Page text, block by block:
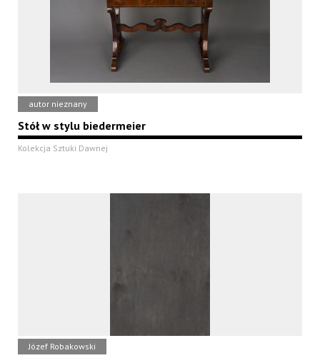
autor nieznany
Stół w stylu biedermeier
Kolekcja Sztuki Dawnej
Józef Robakowski